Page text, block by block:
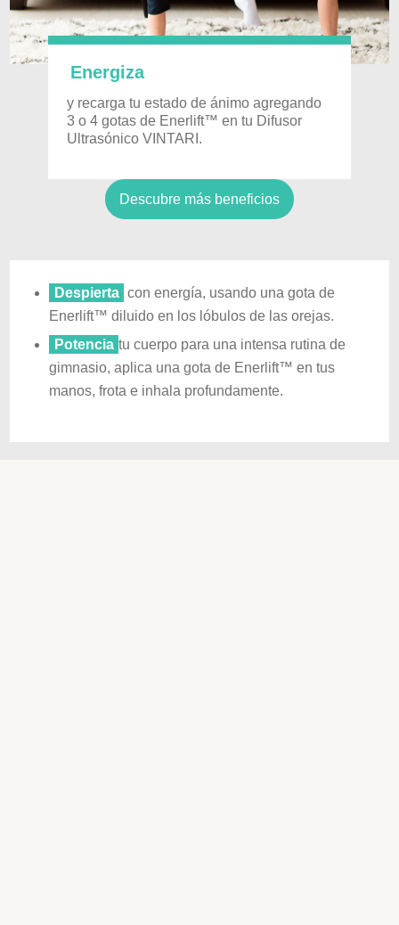
Energiza
y recarga tu estado de ánimo agregando
3 o 4 gotas de Enerlift™ en tu Difusor
Ultrasónico VINTARI.
Descubre más beneficios
Despierta con energía, usando una gota de
Enerlift™ diluido en los lóbulos de las orejas.
Potencia tu cuerpo para una intensa rutina de
gimnasio, aplica una gota de Enerlift™ en tus
manos, frota e inhala profundamente.